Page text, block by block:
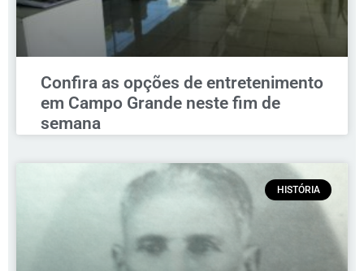
Confira as opções de entretenimento
em Campo Grande neste fim de
semana
HISTÓRIA